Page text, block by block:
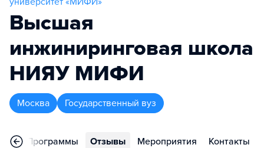
Высшая
инжиниринговая школа
НИЯУ МИФИ
Москва Государственный вуз
Программы Отзывы Мероприятия Контакты